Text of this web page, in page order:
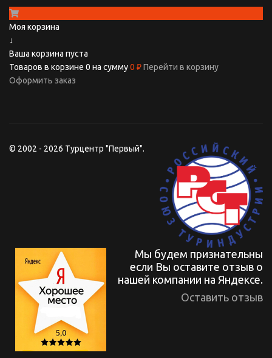
Моя корзина
↓
Ваша корзина пуста
Товаров в корзине 0 на сумму0 ₽Перейти в корзину
Оформить заказ
© 2002 - 2026 Турцентр "Первый".
Мы будем признательны
если Вы оставите отзыв о
нашей компании на Яндексе.
Оставить отзыв